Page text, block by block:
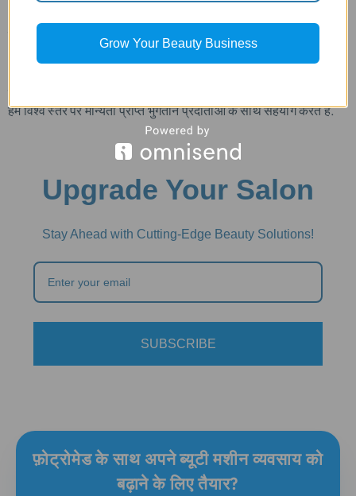
हमारी टीम से संपर्क करें.
Q3: भुगतान के तरीके कितने सुरक्षित हैं?
हम विश्व स्तर पर मान्यता प्राप्त भुगतान प्रदाताओं के साथ सहयोग करते हैं.
Upgrade Your Salon
Stay Ahead with Cutting-Edge Beauty Solutions!
SUBSCRIBE
फ़ोट्रोमेड के साथ अपने ब्यूटी मशीन व्यवसाय को
बढ़ाने के लिए तैयार?
Grow Your Beauty Business